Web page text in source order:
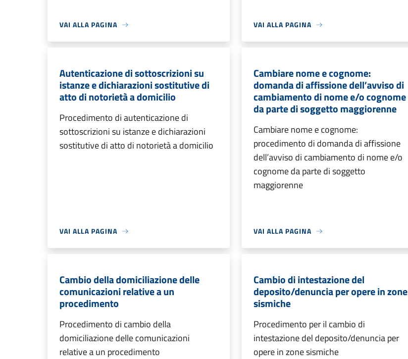
VAI ALLA PAGINA VAI ALLA PAGINA
Autenticazione di sottoscrizioni su
istanze e dichiarazioni sostitutive di
atto di notorietà a domicilio
Procedimento di autenticazione di
sottoscrizioni su istanze e dichiarazioni
sostitutive di atto di notorietà a domicilio
VAI ALLA PAGINA
Cambiare nome e cognome:
domanda di affissione dell’avviso di
cambiamento di nome e/o cognome
da parte di soggetto maggiorenne
Cambiare nome e cognome:
procedimento di domanda di affissione
dell’avviso di cambiamento di nome e/o
cognome da parte di soggetto
maggiorenne
VAI ALLA PAGINA
Cambio della domiciliazione delle
comunicazioni relative a un
procedimento
Procedimento di cambio della
domiciliazione delle comunicazioni
relative a un procedimento
Cambio di intestazione del
deposito/denuncia per opere in zone
sismiche
Procedimento per il cambio di
intestazione del deposito/denuncia per
opere in zone sismiche